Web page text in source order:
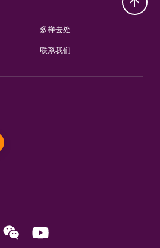
多样去处
联系我们